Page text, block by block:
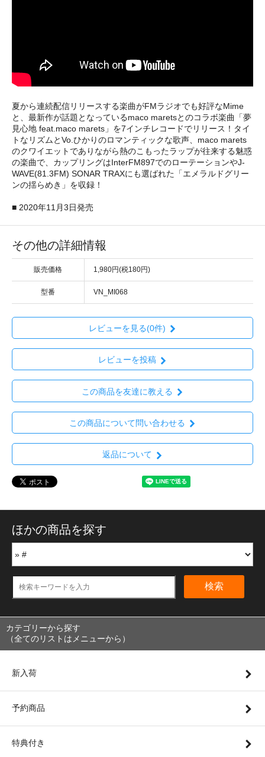
夏から連続配信リリースする楽曲がFMラジオでも好評なMime
と、最新作が話題となっているmaco maretsとのコラボ楽曲「夢
見心地 feat.maco marets」を7インチレコードでリリース！タイ
トなリズムとVo.ひかりのロマンティックな歌声、maco marets
のクワイエットでありながら熱のこもったラップが往来する魅惑
の楽曲で、カップリングはInterFM897でのローテーションやJ-
WAVE(81.3FM) SONAR TRAXにも選ばれた「エメラルドグリー
ンの揺らめき」を収録！
■ 2020年11月3日発売
その他の詳細情報
販売価格 1,980円(税180円)
型番 VN_MI068
レビューを見る(0件)
レビューを投稿
この商品を友達に教える
この商品について問い合わせる
返品について
ほかの商品を探す
検索
カテゴリーから探す
（全てのリストはメニューから）
新入荷
予約商品
特典付き